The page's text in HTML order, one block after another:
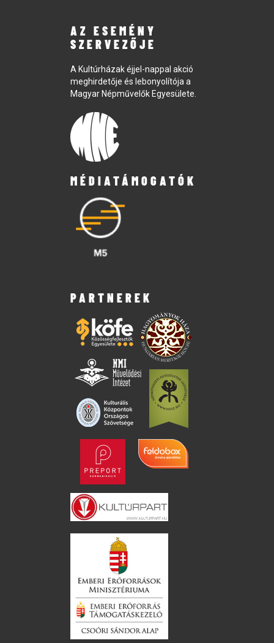
AZ ESEMÉNY
SZERVEZŐJE
A Kultúrházak éjjel-nappal akció
meghirdetője és lebonyolítója a
Magyar Népművelők Egyesülete.
MÉDIATÁMOGATÓK
PARTNEREK